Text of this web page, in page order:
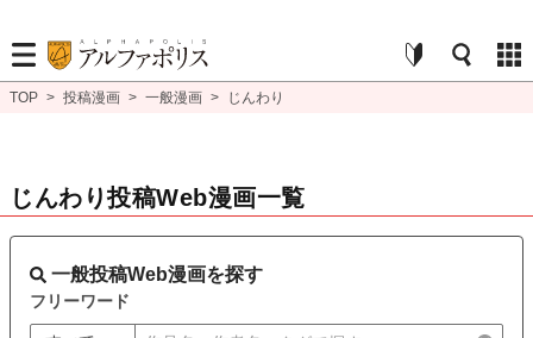
TOP > 投稿漫画 > 一般漫画 > じんわり
じんわり投稿Web漫画一覧
一般投稿Web漫画を探す
フリーワード